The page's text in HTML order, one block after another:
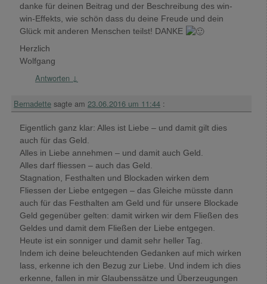
danke für deinen Beitrag und der Beschreibung des win-
win-Effekts, wie schön dass du deine Freude und dein
Glück mit anderen Menschen teilst! DANKE
Herzlich
Wolfgang
Antworten ↓
Bernadette sagte am 23.06.2016 um 11:44 :
Eigentlich ganz klar: Alles ist Liebe – und damit gilt dies
auch für das Geld.
Alles in Liebe annehmen – und damit auch Geld.
Alles darf fliessen – auch das Geld.
Stagnation, Festhalten und Blockaden wirken dem
Fliessen der Liebe entgegen – das Gleiche müsste dann
auch für das Festhalten am Geld und für unsere Blockade
Geld gegenüber gelten: damit wirken wir dem Fließen des
Geldes und damit dem Fließen der Liebe entgegen.
Heute ist ein sonniger und damit sehr heller Tag.
Indem ich deine beleuchtenden Gedanken auf mich wirken
lass, erkenne ich den Bezug zur Liebe. Und indem ich dies
erkenne, fallen in mir Glaubenssätze und Überzeugungen